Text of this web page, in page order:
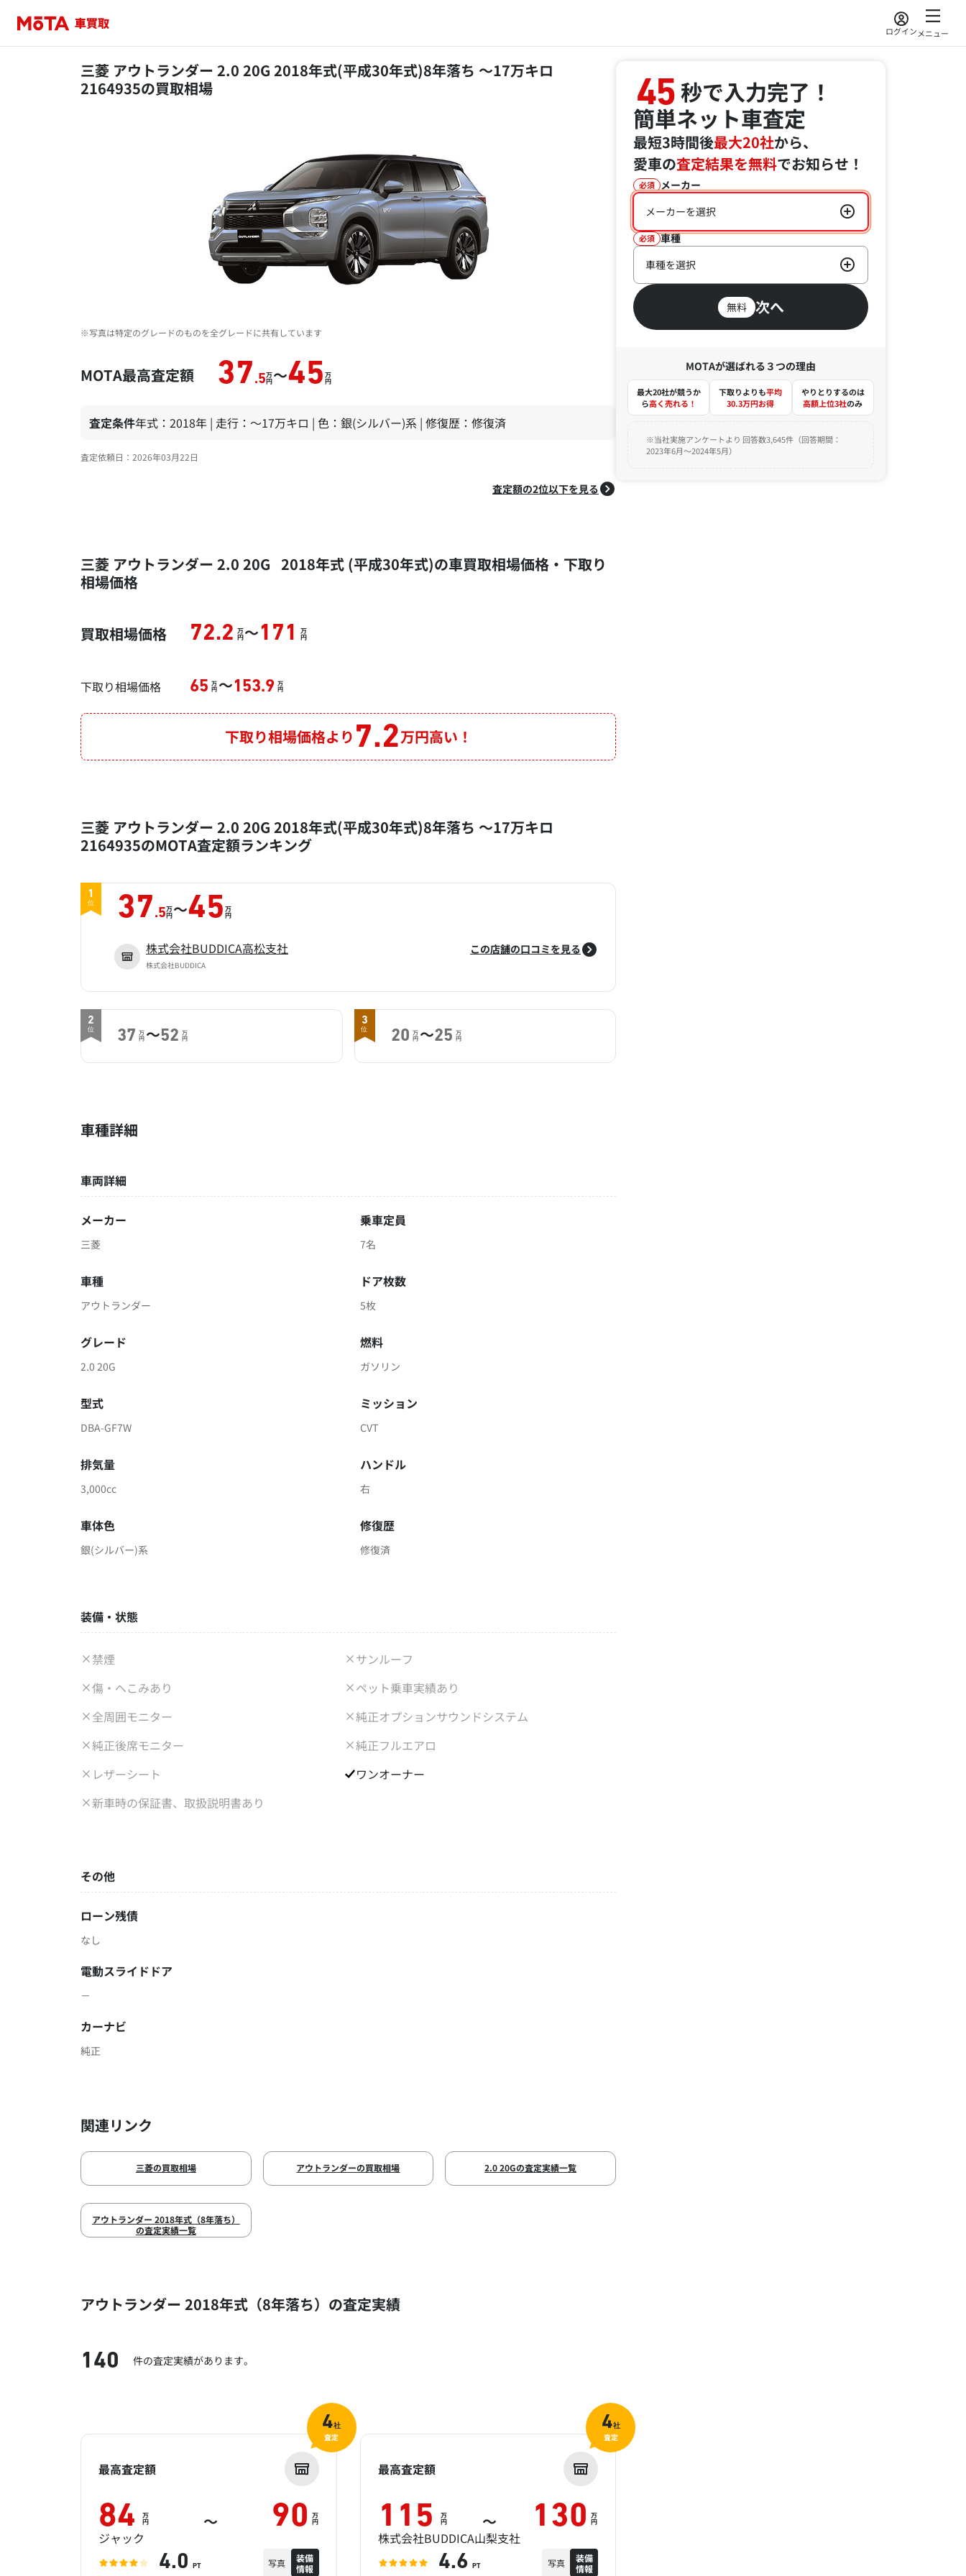
ログインメニュー
三菱 アウトランダー 2.0 20G 2018年式(平成30年式)8年落ち ～17万キロ
2164935の買取相場
※写真は特定のグレードのものを全グレードに共有しています
MOTA最高査定額 37 .5万
円～45 万
円
査定条件年式：2018年 | 走行：～17万キロ | 色：銀(シルバー)系 | 修復歴：修復済
査定依頼日：2026年03月22日
査定額の2位以下を見る
三菱 アウトランダー 2.0 20G 2018年式 (平成30年式)の車買取相場価格・下取り
相場価格
買取相場価格 72.2 万
円～171 万
円
下取り相場価格 65 万
円 ～153.9 万
円
下取り相場価格より 7.2万円高い！
三菱 アウトランダー 2.0 20G 2018年式(平成30年式)8年落ち ～17万キロ
2164935のMOTA査定額ランキング
1
位 37 .5万
円～45 万
円
株式会社BUDDICA高松支社
株式会社BUDDICA
この店舗の口コミを見る
2
位 37 万
円 ～52 万
円
3
位 20 万
円 ～25 万
円
車種詳細
車両詳細
メーカー
三菱
乗車定員
7名
車種
アウトランダー
ドア枚数
5枚
グレード
2.0 20G
燃料
ガソリン
型式
DBA-GF7W
ミッション
CVT
排気量
3,000cc
ハンドル
右
車体色
銀(シルバー)系
修復歴
修復済
装備・状態
禁煙
サンルーフ
傷・へこみあり
ペット乗車実績あり
全周囲モニター
純正オプションサウンドシステム
純正後席モニター
純正フルエアロ
レザーシート
ワンオーナー
新車時の保証書、取扱説明書あり
その他
ローン残債
なし
電動スライドドア
－
カーナビ
純正
関連リンク
三菱の買取相場 アウトランダーの買取相場 2.0 20Gの査定実績一覧
アウトランダー 2018年式（8年落ち）
の査定実績一覧
アウトランダー 2018年式（8年落ち）の査定実績
140 件の査定実績があります。
最高査定額
84 万
円 ～ 90 万
円
ジャック
4.0 PT 写真
装備
情報
4社
査定
最高査定額
115 万
円 ～ 130 万
円
株式会社BUDDICA山梨支社
4.6 PT 写真
装備
情報
4社
査定
45秒で入力完了！
簡単ネット車査定
最短3時間後最大20社から、
愛車の査定結果を無料でお知らせ！
必須 メーカー
メーカーを選択
必須 車種
車種を選択
無料 次へ
MOTAが選ばれる３つの理由
最大20社が競うか
ら高く売れる！
下取りよりも平均
30.3万円お得
やりとりするのは
高額上位3社のみ
※当社実施アンケートより 回答数3,645件（回答期間：
2023年6月～2024年5月）